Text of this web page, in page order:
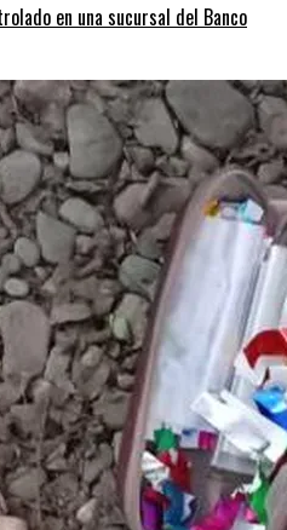
en una sucursal del Banco